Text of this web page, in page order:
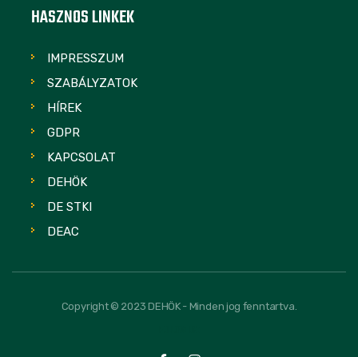
HASZNOS LINKEK
IMPRESSZUM
SZABÁLYZATOK
HÍREK
GDPR
KAPCSOLAT
DEHÖK
DE STKI
DEAC
Copyright © 2023 DEHÖK - Minden jog fenntartva.